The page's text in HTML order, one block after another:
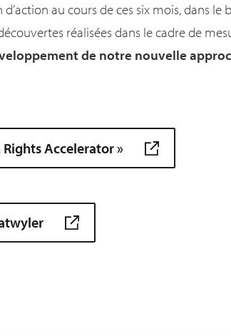
au cours de ces six mois, dans
réalisées dans le cadre de
de notre nouvelle
Accelerator »